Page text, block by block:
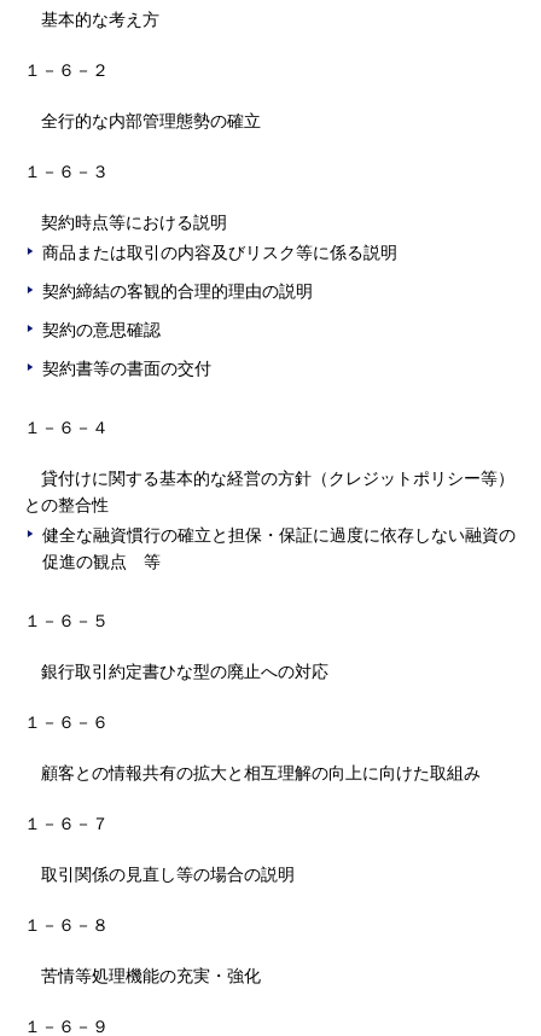
基本的な考え方
１－６－２
全行的な内部管理態勢の確立
１－６－３
契約時点等における説明
商品または取引の内容及びリスク等に係る説明
契約締結の客観的合理的理由の説明
契約の意思確認
契約書等の書面の交付
１－６－４
貸付けに関する基本的な経営の方針（クレジットポリシー等）
との整合性
健全な融資慣行の確立と担保・保証に過度に依存しない融資の
促進の観点 等
１－６－５
銀行取引約定書ひな型の廃止への対応
１－６－６
顧客との情報共有の拡大と相互理解の向上に向けた取組み
１－６－７
取引関係の見直し等の場合の説明
１－６－８
苦情等処理機能の充実・強化
１－６－９